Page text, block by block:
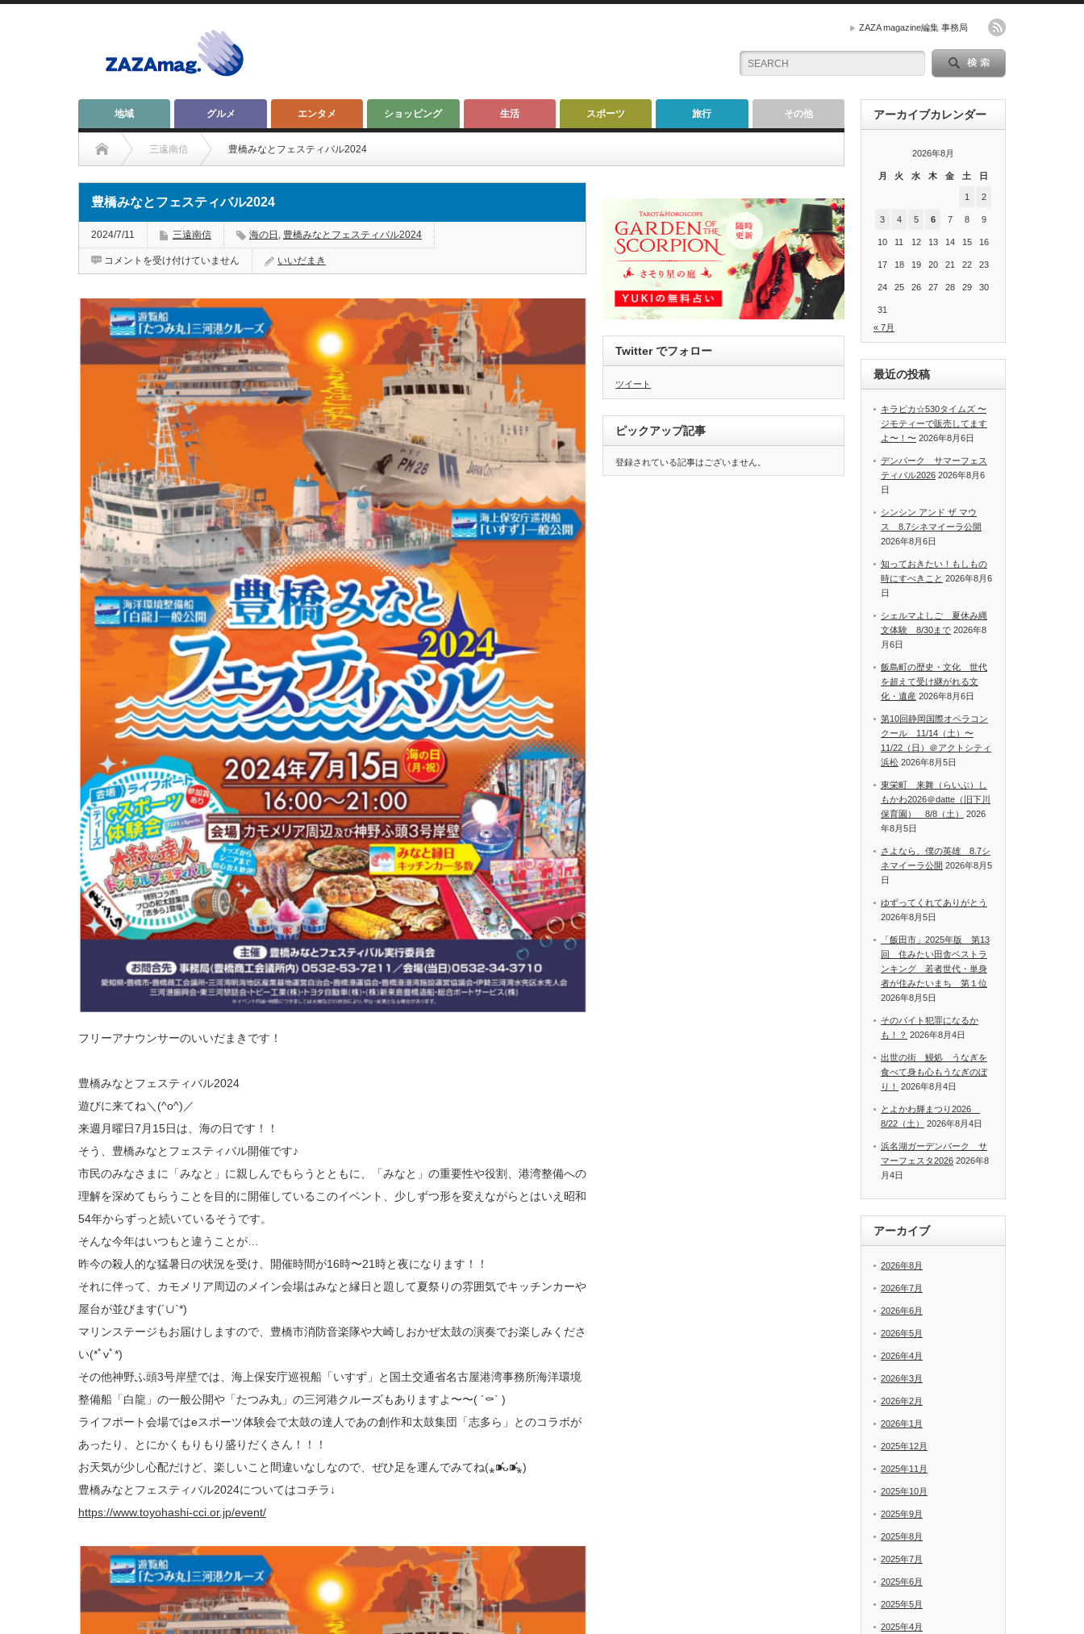
ZAZA magazine編集 事務局
地域 グルメ エンタメ ショッピング 生活 スポーツ 旅行 その他
三遠南信 豊橋みなとフェスティバル2024
豊橋みなとフェスティバル2024
2024/7/11 三遠南信 海の日 , 豊橋みなとフェスティバル2024
豊
と
フ
ェ
ス
テ
ィ
ル
コメントを受け付けていません いいだまき
フリーアナウンサーのいいだまきです！
豊橋みなとフェスティバル2024
遊びに来てね＼(^o^)／
来週月曜日7月15日は、海の日です！！
そう、豊橋みなとフェスティバル開催です♪
市民のみなさまに「みなと」に親しんでもらうとともに、「みなと」の重要性や役割、港湾整備への
理解を深めてもらうことを目的に開催しているこのイベント、少しずつ形を変えながらとはいえ昭和
54年からずっと続いているそうです。
そんな今年はいつもと違うことが…
昨今の殺人的な猛暑日の状況を受け、開催時間が16時〜21時と夜になります！！
それに伴って、カモメリア周辺のメイン会場はみなと縁日と題して夏祭りの雰囲気でキッチンカーや
屋台が並びます(´∪︎`*)
マリンステージもお届けしますので、豊橋市消防音楽隊や大崎しおかぜ太鼓の演奏でお楽しみくださ
い(*ﾟvﾟ*)
その他神野ふ頭3号岸壁では、海上保安庁巡視船「いすず」と国土交通省名古屋港湾事務所海洋環境
整備船「白龍」の一般公開や「たつみ丸」の三河港クルーズもありますよ〜〜( ´⚰︎` )
ライフポート会場ではeスポーツ体験会で太鼓の達人であの創作和太鼓集団「志多ら」とのコラボが
あったり、とにかくもりもり盛りだくさん！！！
お天気が少し心配だけど、楽しいこと間違いなしなので、ぜひ足を運んでみてね(⁎⁍̴̛ᴗ⁍̴̛⁎)
豊橋みなとフェスティバル2024についてはコチラ↓
https://www.toyohashi-cci.or.jp/event/
Twitter でフォロー
ツイート
ピックアップ記事
登録されている記事はございません。
アーカイブカレンダー
2026年8月
月 火 水 木 金 土 日
1 2
3 4 5 6 7 8 9
10 11 12 13 14 15 16
17 18 19 20 21 22 23
24 25 26 27 28 29 30
31
« 7月
最近の投稿
キラピカ☆530タイムズ 〜
ジモティーで販売してます
よ〜！〜 2026年8月6日
デンパーク サマーフェス
ティバル2026 2026年8月6
日
シンシン アンド ザ マウ
ス 8.7シネマイーラ公開
2026年8月6日
知っておきたい！もしもの
時にすべきこと 2026年8月6
日
シェルマよしご 夏休み縄
文体験 8/30まで 2026年8
月6日
飯島町の歴史・文化 世代
を超えて受け継がれる文
化・遺産 2026年8月6日
第10回静岡国際オペラコン
クール 11/14（土）〜
11/22（日）＠アクトシティ
浜松 2026年8月5日
東栄町 来舞（らいぶ）し
もかわ2026＠datte（旧下川
保育園） 8/8（土）
2026
年8月5日
さよなら、僕の英雄 8.7シ
ネマイーラ公開 2026年8月5
日
ゆずってくれてありがとう
2026年8月5日
「飯田市」2025年版 第13
回 住みたい田舎ベストラ
ンキング 若者世代・単身
者が住みたいまち 第１位
2026年8月5日
そのバイト犯罪になるか
も！？ 2026年8月4日
出世の街 鰻処 うなぎを
食べて身も心もうなぎのぼ
り！
2026年8月4日
とよかわ輝まつり2026
8/22（土）
2026年8月4日
浜名湖ガーデンパーク サ
マーフェスタ2026 2026年8
月4日
アーカイブ
2026年8月
2026年7月
2026年6月
2026年5月
2026年4月
2026年3月
2026年2月
2026年1月
2025年12月
2025年11月
2025年10月
2025年9月
2025年8月
2025年7月
2025年6月
2025年5月
2025年4月